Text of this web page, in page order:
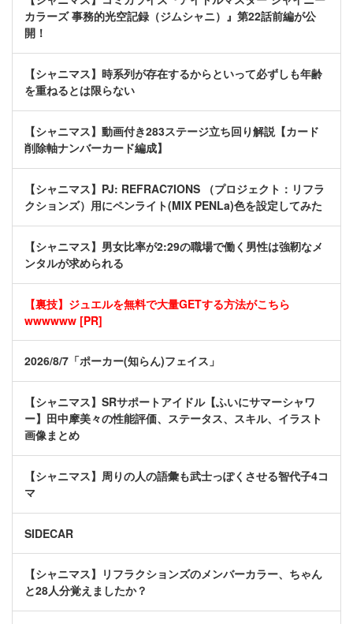
カラーズ 事務的光空記録（ジムシャニ）』第22話前編が公
開！
【シャニマス】時系列が存在するからといって必ずしも年齢
を重ねるとは限らない
【シャニマス】動画付き283ステージ立ち回り解説【カード
削除軸ナンバーカード編成】
【シャニマス】PJ: REFRAC7IONS （プロジェクト：リフラ
クションズ）用にペンライト(MIX PENLa)色を設定してみた
【シャニマス】男女比率が2:29の職場で働く男性は強靭なメ
ンタルが求められる
【裏技】ジュエルを無料で大量GETする方法がこちら
wwwwww [PR]
2026/8/7「ポーカー(知らん)フェイス」
【シャニマス】SRサポートアイドル【ふいにサマーシャワ
ー】田中摩美々の性能評価、ステータス、スキル、イラスト
画像まとめ
【シャニマス】周りの人の語彙も武士っぽくさせる智代子4コ
マ
SIDECAR
【シャニマス】リフラクションズのメンバーカラー、ちゃん
と28人分覚えましたか？